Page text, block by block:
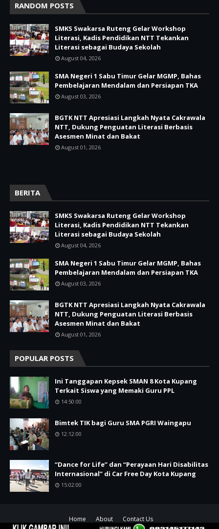
RANDOM POSTS
SMKS Swakarsa Ruteng Gelar Workshop
Literasi, Kadis Pendidikan NTT Tekankan
Literasi sebagai Budaya Sekolah
August 04, 2026
SMA Negeri 1 Sabu Timur Gelar MGMP, Bahas
Pembelajaran Mendalam dan Persiapan TKA
August 03, 2026
BGTK NTT Apresiasi Langkah Nyata Cakrawala
NTT, Dukung Penguatan Literasi Berbasis
Asesmen Minat dan Bakat
August 01, 2026
BERITA
SMKS Swakarsa Ruteng Gelar Workshop
Literasi, Kadis Pendidikan NTT Tekankan
Literasi sebagai Budaya Sekolah
August 04, 2026
SMA Negeri 1 Sabu Timur Gelar MGMP, Bahas
Pembelajaran Mendalam dan Persiapan TKA
August 03, 2026
BGTK NTT Apresiasi Langkah Nyata Cakrawala
NTT, Dukung Penguatan Literasi Berbasis
Asesmen Minat dan Bakat
August 01, 2026
POPULAR POSTS
Ini Tanggapan Kepsek SMAN 8 Kota Kupang
Terkait Siswa yang Memaki Guru PPL
14:50:00
Bimtek TIK bagi Guru SMA PGRI Waingapu
12:12:00
“Dance for Life” dan “Perayaan Hari Disabilitas
Internasional” di Car Free Day Kota Kupang
15:02:00
Home About Contact Us